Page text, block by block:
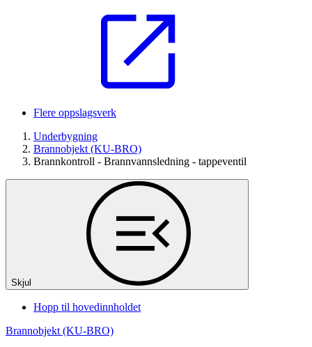
Flere oppslagsverk
Underbygning
Brannobjekt (KU-BRO)
Brannkontroll - Brannvannsledning - tappeventil
Skjul
Hopp til hovedinnholdet
Brannobjekt (KU-BRO)